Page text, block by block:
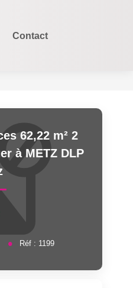
Contact
62,22 m² 2
à METZ DLP
Réf : 1199